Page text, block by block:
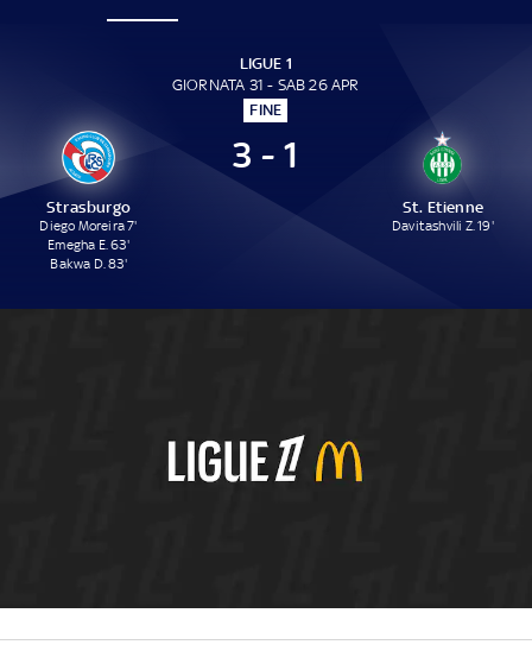
LIGUE 1
GIORNATA 31 - SAB 26 APR
FINE
Strasburgo
Diego Moreira 7'
Emegha E. 63'
Bakwa D. 83'
3 - 1
St. Etienne
Davitashvili Z. 19'
3 - 1